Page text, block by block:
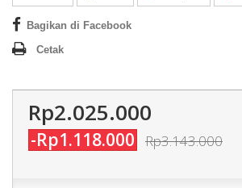
Bagikan di Facebook
Cetak
Rp2.025.000
-Rp1.118.000 Rp3.143.000